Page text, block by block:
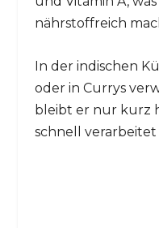
nährstoffreich
In der indischen
oder in Currys
bleibt er nur kurz
schnell verarbeitet